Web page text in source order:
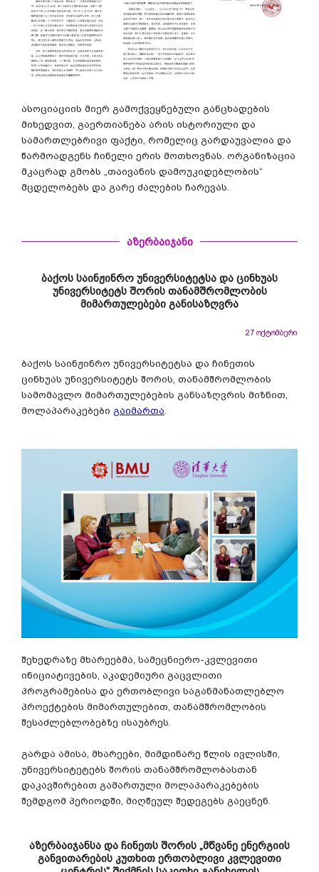
ასოციაციის მიერ გამოქვეყნებული განცხადების
მიხედვით, გაერთიანება არის ისტორიული და
სამართლებრივი ფაქტი, რომელიც გარდაუვალია და
წარმოადგენს ჩინელი ერის მოთხოვნას. ორგანიზაცია
მკაცრად გმობს „თაივანის დამოუკიდებლობის“
მცდელობებს და გარე ძალების ჩარევას.
აზერბაიჯანი
ბაქოს საინჟინრო უნივერსიტეტსა და ცინხუას
უნივერსიტეტს შორის თანამშრომლობის
მიმართულებები განისაზღვრა
27 ოქტომბერი
ბაქოს საინჟინრო უნივერსიტეტსა და ჩინეთის
ცინხუას უნივერსიტეტს შორის, თანამშრომლობის
სამომავლო მიმართულებების განსაზღვრის მიზნით,
მოლაპარაკებები გაიმართა
შეხედრაზე მხარეებმა, სამეცნიერო-კვლევითი
ინიციატივების, აკადემიური გაცვლითი
პროგრამებისა და ერთობლივი საგანმანათლებლო
პროექტების მიმართულებით, თანამშრომლობის
შესაძლებლობებზე ისაუბრეს.
გარდა ამისა, მხარეები, მიმდინარე წლის ივლისში,
უნივერსიტეტებს შორის თანამშრომლობასთან
დაკავშირებით გამართული მოლაპარაკებების
შემდგომ პერიოდში, მიღწეულ შედეგებს გაეცნენ.
აზერბაიჯანსა და ჩინეთს შორის „მწვანე ენერგიის
განვითარების კუთხით ერთობლივი კვლევითი